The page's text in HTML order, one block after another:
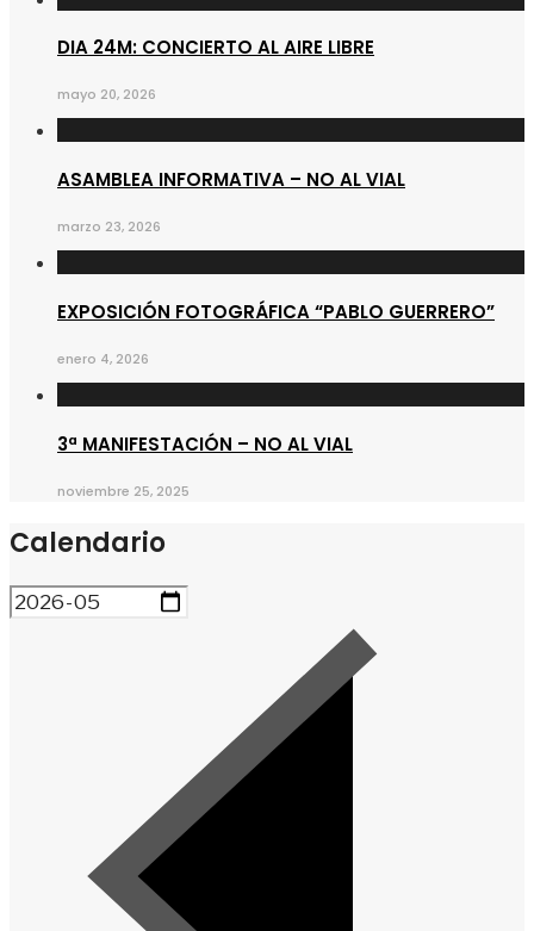
DIA 24M: CONCIERTO AL AIRE LIBRE
mayo 20, 2026
ASAMBLEA INFORMATIVA – NO AL VIAL
marzo 23, 2026
EXPOSICIÓN FOTOGRÁFICA “PABLO GUERRERO”
enero 4, 2026
3ª MANIFESTACIÓN – NO AL VIAL
noviembre 25, 2025
Calendario